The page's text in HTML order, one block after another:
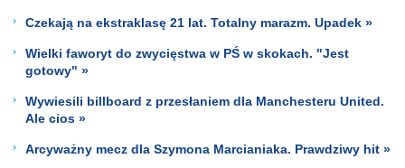
Czekają na ekstraklasę 21 lat. Totalny marazm. Upadek »
Wielki faworyt do zwycięstwa w PŚ w skokach. "Jest
gotowy" »
Wywiesili billboard z przesłaniem dla Manchesteru United.
Ale cios »
Arcyważny mecz dla Szymona Marcianiaka. Prawdziwy hit »